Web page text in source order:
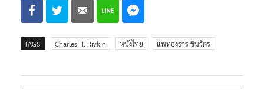
TAGS: Charles H. Rivkin หนังไทย แพทองธาร ชินวัตร